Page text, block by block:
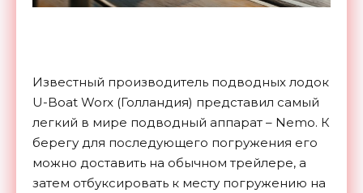
Известный производитель подводных лодок
U-Boat Worx (Голландия) представил самый
легкий в мире подводный аппарат – Nemo. К
берегу для последующего погружения его
можно доставить на обычном трейлере, а
затем отбуксировать к месту погружению на